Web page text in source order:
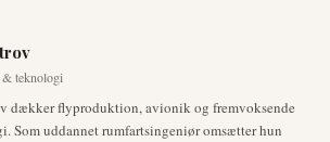
teknologi
dækker flyproduktion, avionik og fremvoksende
Som uddannet rumfartsingeniør omsætter hun